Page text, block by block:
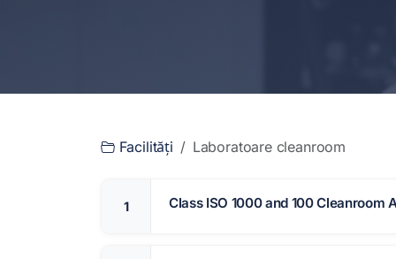
Facilități Laboratoare cleanroom
1 Class ISO 1000 and 100 Cleanroom